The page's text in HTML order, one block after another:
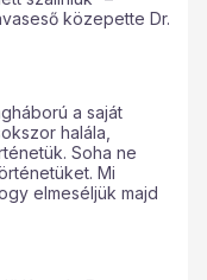
közepette Dr.
a saját
halála,
Soha ne
Mi
elmeséljük majd